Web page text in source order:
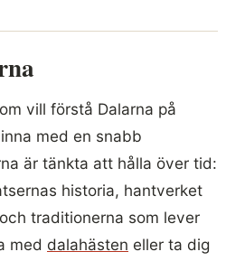
vill förstå Dalarna på
med en snabb
är tänkta att hålla över tid:
historia, hantverket
traditionerna som lever
med dalahästen eller ta dig